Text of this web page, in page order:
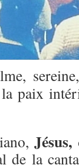
la paix
de la